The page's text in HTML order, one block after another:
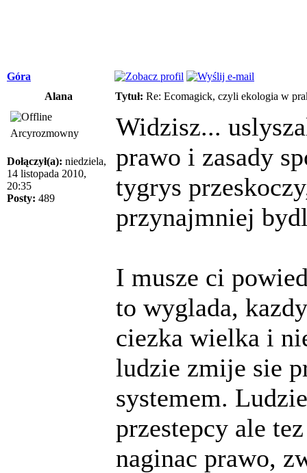
Góra
Alana
Tytuł: Re: Ecomagick, czyli ekologia w
Arcyrozmowny
Dołączył(a): niedziela,
14 listopada 2010,
20:35
Posty: 489
Widzisz...
prawo i zasady
tygrys
przynajmniej
I musze ci
to wyglada,
ciezka wielka i
ludzie zmije sie
systemem.
przestepcy ale
naginac prawo,